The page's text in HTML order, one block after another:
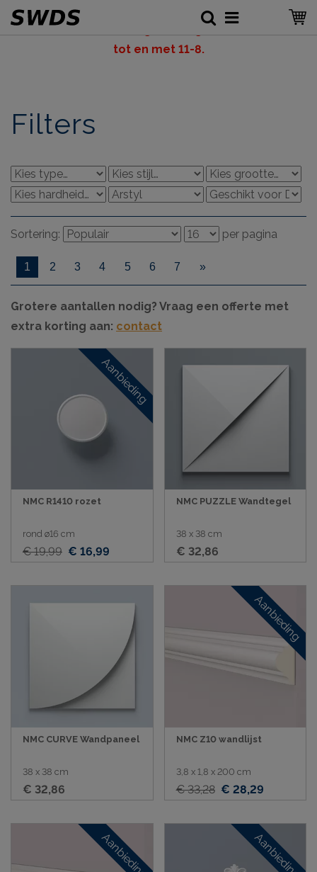
LET OP: v akantiesluiting SWDS, gesloten vanaf 6-8
tot en met 11-8.
Filters
Sortering: per pagina
1 2 3 4 5 6 7 »
Grotere aantallen nodig? Vraag een offerte met
extra korting aan: contact
Aanbieding
NMC R1410 rozet
rond ø16 cm
€ 19,99 € 16,99
NMC PUZZLE Wandtegel
38 x 38 cm
€ 32,86
NMC CURVE Wandpaneel
38 x 38 cm
€ 32,86
Aanbieding
NMC Z10 wandlijst
3,8 x 1,8 x 200 cm
€ 33,28 € 28,29
Aanbieding Aanbieding